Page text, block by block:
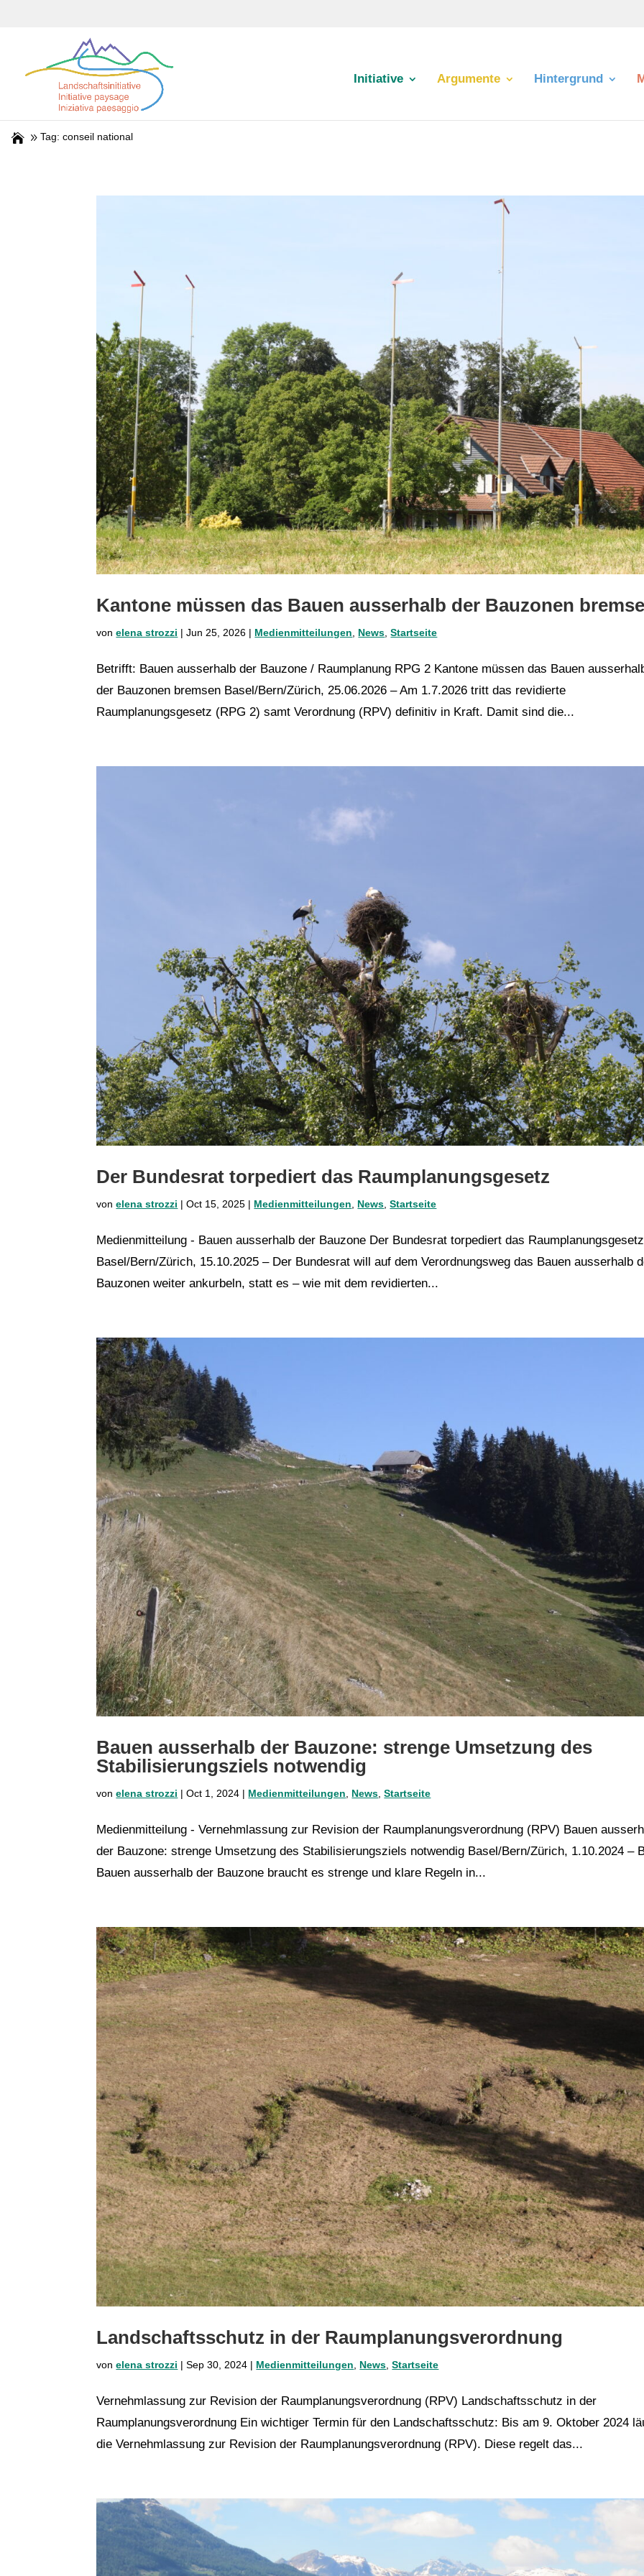
Initiative Argumente Hintergrund
Tag: conseil national
Kantone müssen das Bauen ausserhalb der Bauzonen
vonelena strozzi |Jun 25, 2026 | Medienmitteilungen, News,Startseite
Betrifft: Bauen ausserhalb der Bauzone / Raumplanung RPG 2 Kantone müssen das Bauen
der Bauzonen bremsen Basel/Bern/Zürich, 25.06.2026 – Am 1.7.2026 tritt das revidierte
Raumplanungsgesetz (RPG 2) samt Verordnung (RPV) definitiv in Kraft. Damit sind die...
Der Bundesrat torpediert das Raumplanungsgesetz
vonelena strozzi |Oct 15, 2025 | Medienmitteilungen News ,Startseite
Medienmitteilung - Bauen ausserhalb der Bauzone Der Bundesrat torpediert das Raumplanungsgesetz
Basel/Bern/Zürich, 15.10.2025 – Der Bundesrat will auf dem Verordnungsweg das Bauen ausserhalb
Bauzonen weiter ankurbeln, statt es – wie mit dem revidierten...
Bauen ausserhalb der Bauzone: strenge Umsetzung des
Stabilisierungsziels notwendig
vonelena strozzi |Oct 1, 2024 | Medienmitteilungen, News,Startseite
Medienmitteilung - Vernehmlassung zur Revision der Raumplanungsverordnung (RPV) Bauen
der Bauzone: strenge Umsetzung des Stabilisierungsziels notwendig Basel/Bern/Zürich, 1.10.2024 –
Bauen ausserhalb der Bauzone braucht es strenge und klare Regeln in...
Landschaftsschutz in der Raumplanungsverordnung
vonelena strozzi |Sep 30, 2024 | Medienmitteilungen News ,Startseite
Vernehmlassung zur Revision der Raumplanungsverordnung (RPV) Landschaftsschutz in der
Raumplanungsverordnung Ein wichtiger Termin für den Landschaftsschutz: Bis am 9. Oktober 2024
die Vernehmlassung zur Revision der Raumplanungsverordnung (RPV). Diese regelt das...